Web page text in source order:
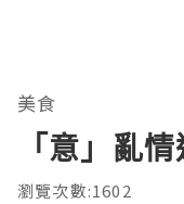
美食
「意」亂
瀏覽次數:1602